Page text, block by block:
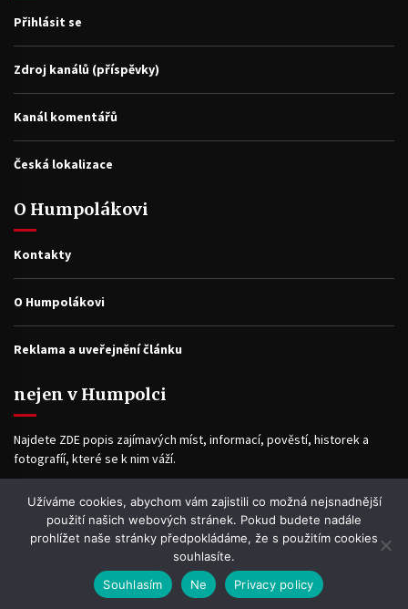
Přihlásit se
Zdroj kanálů (příspěvky)
Kanál komentářů
Česká lokalizace
O Humpolákovi
Kontakty
O Humpolákovi
Reklama a uveřejnění článku
nejen v Humpolci
Najdete ZDE popis zajímavých míst, informací, pověstí, historek a
fotografíí, které se k nim váží.
Facebook
Užíváme cookies, abychom vám zajistili co možná nejsnadnější
použití našich webových stránek. Pokud budete nadále
prohlížet naše stránky předpokládáme, že s použitím cookies
souhlasíte.
Souhlasím
Ne Privacy policy